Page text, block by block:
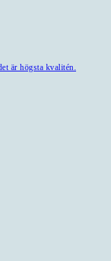
är högsta kvalitén.